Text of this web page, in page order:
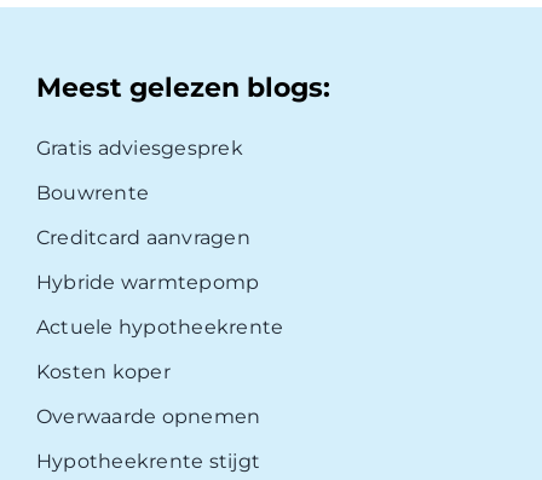
Meest gelezen blogs:
Gratis adviesgesprek
Bouwrente
Creditcard aanvragen
Hybride warmtepomp
Actuele hypotheekrente
Kosten koper
Overwaarde opnemen
Hypotheekrente stijgt